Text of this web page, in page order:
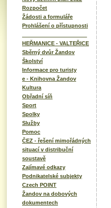
Rozpočet
Žádosti a formuláře
Prohlášení o přístupnosti
HEŘMANICE - VALTEŘICE
Sběrný dvůr Žandov
Školství
Informace pro turisty
e - Knihovna Žandov
Kultura
Obřadní síň
Sport
Spolky
Služby
Pomoc
ČEZ - řešení mimořádných
situací v distribuční
soustavě
Zajímavé odkazy
Podnikatelské subjekty
Czech POINT
Žandov na dobových
dokumentech